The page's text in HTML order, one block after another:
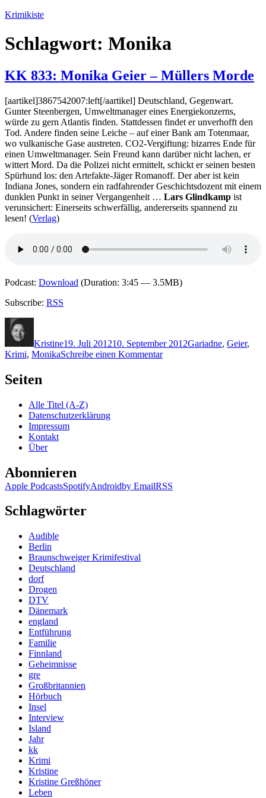
Zum
springen
Krimikiste
Schlagwort: Monika
KK 833: Monika Geier – Müllers Morde
[aartikel]3867542007:left[/aartikel] Deutschland, Gegenwart.
Gunter Steenbergen, Umweltmanager eines Energiekonzerns,
würde zu gern Atlantis finden. Stattdessen findet er unverhofft den
Tod. Andere finden seine Leiche – auf einer Bank am Totenmaar,
wo vulkanische Gase austreten. CO2-Vergiftung: bizarres Ende für
einen Umweltmanager. Sein Freund kann darüber nicht lachen, er
wittert Mord. Da die Polizei nicht ermittelt, schickt er seinen besten
Spürhund los: den Artefakte-Jäger Romanoff. Der aber ist kein
Indiana Jones, sondern ein radfahrender Geschichtsdozent mit einem
dunklen Punkt in seiner Vergangenheit … Lars Glindkamp ist
verunsichert: Einerseits schwerfällig, andererseits spannend zu
lesen! (Verlag)
Podcast: Download (Duration: 3:45 — 3.5MB)
Subscribe: RSS
Kristine19. Juli 201210. September 2012Gariadne, Geier,
Krimi, MonikaSchreibe einen Kommentarzu
Seiten
Alle Titel (A-Z)
Datenschutzerklärung
Impressum
Kontakt
Über
Abonnieren
Apple PodcastsSpotifyAndroidby EmailRSS
Schlagwörter
Audible
Berlin
Braunschweiger Krimifestival
Deutschland
dorf
Drogen
DTV
Dänemark
england
Entführung
Familie
Finnland
Geheimnisse
gre
Großbritannien
Hörbuch
Insel
Interview
Island
Jahr
kk
Krimi
Kristine
Kristine Greßhöner
Leben